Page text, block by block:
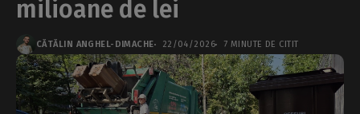
milioane de lei
CĂTĂLIN ANGHEL-DIMACHE 22/04/2026 7 MINUTE DE CITIT